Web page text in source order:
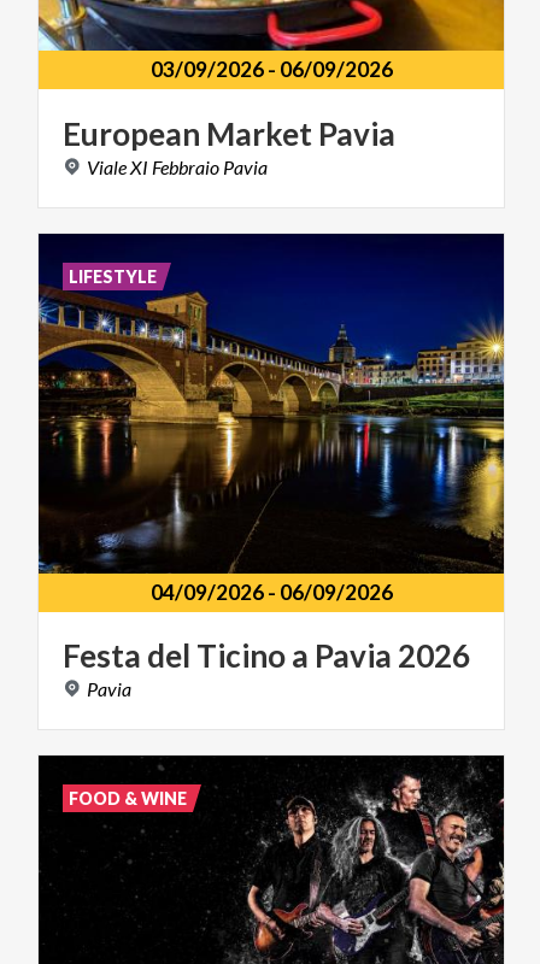
03/09/2026- 06/09/2026
European Market Pavia
Viale XI Febbraio Pavia
04/09/2026- 06/09/2026
Festa del Ticinoa Pavia 2026
Pavia
LIFESTYLE
FOOD & WINE